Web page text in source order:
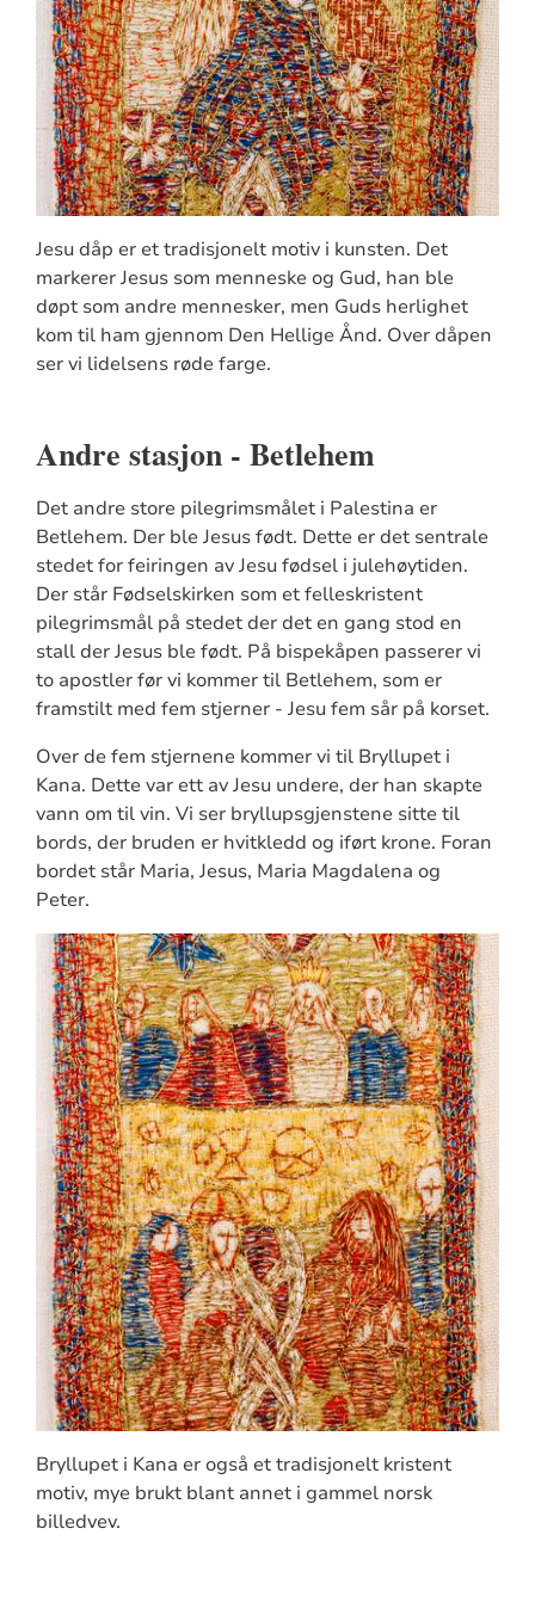
Jesu dåp er et tradisjonelt motiv i kunsten. Det
markerer Jesus som menneske og Gud, han ble
døpt som andre mennesker, men Guds herlighet
kom til ham gjennom Den Hellige Ånd. Over dåpen
ser vi lidelsens røde farge.
Andre stasjon - Betlehem
Det andre store pilegrimsmålet i Palestina er
Betlehem. Der ble Jesus født. Dette er det sentrale
stedet for feiringen av Jesu fødsel i julehøytiden.
Der står Fødselskirken som et felleskristent
pilegrimsmål på stedet der det en gang stod en
stall der Jesus ble født. På bispekåpen passerer vi
to apostler før vi kommer til Betlehem, som er
framstilt med fem stjerner - Jesu fem sår på korset.
Over de fem stjernene kommer vi til Bryllupet i
Kana. Dette var ett av Jesu undere, der han skapte
vann om til vin. Vi ser bryllupsgjenstene sitte til
bords, der bruden er hvitkledd og iført krone. Foran
bordet står Maria, Jesus, Maria Magdalena og
Peter.
Bryllupet i Kana er også et tradisjonelt kristent
motiv, mye brukt blant annet i gammel norsk
billedvev.